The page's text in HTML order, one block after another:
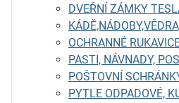
DVEŘNÍ ZÁMKY
OCHRANNÉ
PASTI, NÁVNADY,
POŠTOVNÍ
PYTLE ODPADOVÉ,